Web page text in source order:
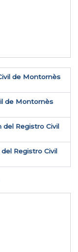
de Montornès
de Montornès
del Registro Civil
Registro Civil